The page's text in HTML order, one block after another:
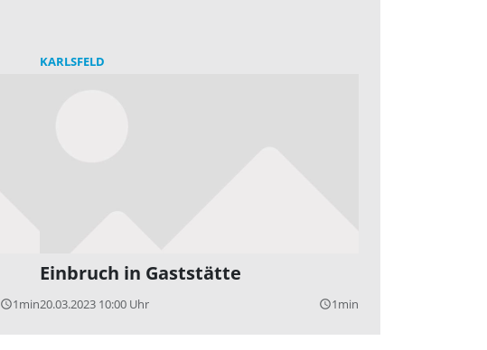
query_builder1min
KARLSFELD
Einbruch in Gaststätte
20.03.2023 10:00 Uhr query_builder1min